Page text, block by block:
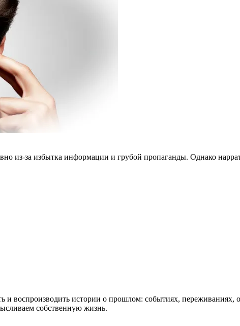
из-за избытка информации и грубой пропаганды. Однако
и воспроизводить истории о прошлом: событиях, переживаниях,
собственную жизнь.